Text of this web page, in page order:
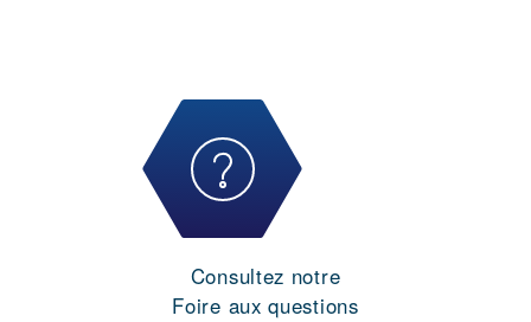
Consultez notre
Foire aux questions